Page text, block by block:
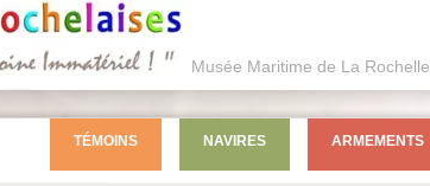
Musée Maritime de La Rochelle
TÉMOINS NAVIRES ARMEMENTS